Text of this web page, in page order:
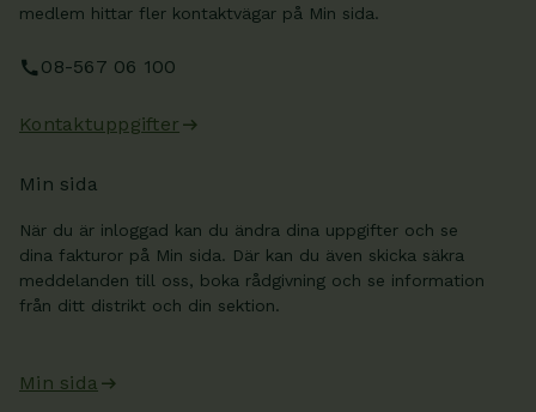
medlem hittar fler kontaktvägar på Min sida.
08-567 06 100
Kontaktuppgifter
Min sida
När du är inloggad kan du ändra dina uppgifter och se
dina fakturor på Min sida. Där kan du även skicka säkra
meddelanden till oss, boka rådgivning och se information
från ditt distrikt och din sektion.
Min sida